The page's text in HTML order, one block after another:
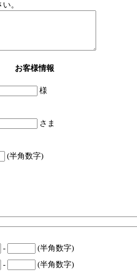
。
お客様情報
様
さま
(半角数字)
-
(半角数字)
-
(半角数字)